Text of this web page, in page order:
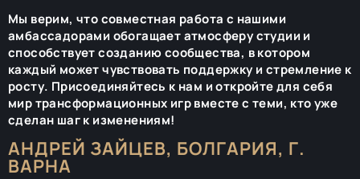
Мы верим, что совместная работа с нашими
амбассадорами обогащает атмосферу студии и
способствует созданию сообщества, в котором
каждый может чувствовать поддержку и стремление к
росту. Присоединяйтесь к нам и откройте для себя
мир трансформационных игр вместе с теми, кто уже
сделан шаг к изменениям!
АНДРЕЙ ЗАЙЦЕВ, БОЛГАРИЯ, Г.
ВАРНА